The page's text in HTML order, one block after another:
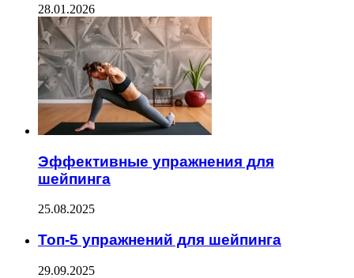
28.01.2026
Эффективные упражнения для
шейпинга
25.08.2025
Топ-5 упражнений для шейпинга
29.09.2025